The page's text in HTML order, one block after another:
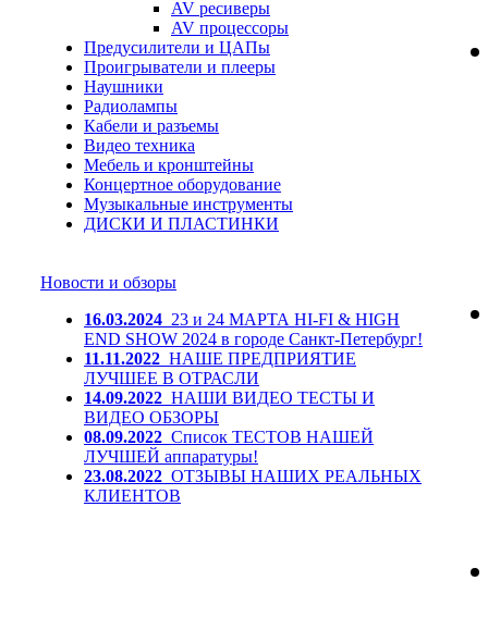
AV ресиверы
AV процессоры
Предусилители и ЦАПы
Проигрыватели и плееры
Наушники
Радиолампы
Кабели и разъемы
Видео техника
Мебель и кронштейны
Концертное оборудование
Музыкальные инструменты
ДИСКИ И ПЛАСТИНКИ
Новости и обзоры
16.03.2024 23 и 24 МАРТА HI-FI & HIGH
END SHOW 2024 в городе Санкт-Петербург!
11.11.2022 НАШЕ ПРЕДПРИЯТИЕ
ЛУЧШЕЕ В ОТРАСЛИ
14.09.2022 НАШИ ВИДЕО ТЕСТЫ И
ВИДЕО ОБЗОРЫ
08.09.2022 Список ТЕСТОВ НАШЕЙ
ЛУЧШЕЙ аппаратуры!
23.08.2022 ОТЗЫВЫ НАШИХ РЕАЛЬНЫХ
КЛИЕНТОВ